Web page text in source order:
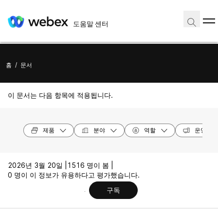
도움말 센터
홈 / 문서
이 문서는 다음 항목에 적용됩니다.
제품 분야 역할 운영 체
2026년 3월 20일 |
1516 명이 봄 |
0 명이 이 정보가 유용하다고 평가했습니다.
구독